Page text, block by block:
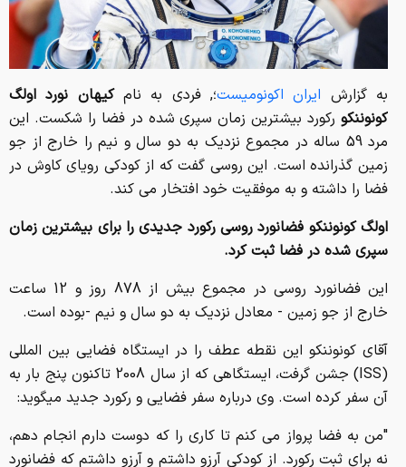
به گزارش ایران اکونومیست؛, فردی به نام کیهان نورد اولگ
کونوننکو رکورد بیشترین زمان سپری شده در فضا را شکست. این
مرد 59 ساله در مجموع نزدیک به دو سال و نیم را خارج از جو
زمین گذرانده است. این روسی گفت که از کودکی رویای کاوش در
فضا را داشته و به موفقیت خود افتخار می کند.
اولگ کونوننکو فضانورد روسی رکورد جدیدی را برای بیشترین زمان
سپری شده در فضا ثبت کرد.
این فضانورد روسی در مجموع بیش از 878 روز و 12 ساعت
خارج از جو زمین - معادل نزدیک به دو سال و نیم -بوده است.
آقای کونوننکو این نقطه عطف را در ایستگاه فضایی بین المللی
(ISS) جشن گرفت، ایستگاهی که از سال 2008 تاکنون پنج بار به
آن سفر کرده است. وی درباره سفر فضایی و رکورد جدید میگوید:
"من به فضا پرواز می کنم تا کاری را که دوست دارم انجام دهم،
نه برای ثبت رکورد. از کودکی آرزو داشتم و آرزو داشتم که فضانورد